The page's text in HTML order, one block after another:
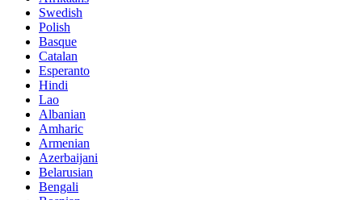
Swedish
Polish
Basque
Catalan
Esperanto
Hindi
Lao
Albanian
Amharic
Armenian
Azerbaijani
Belarusian
Bengali